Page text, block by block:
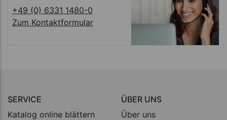
+49 (0) 6331 1480-0
Zum Kontaktformular
SERVICE
Katalog online blättern
ÜBER UNS
Über uns